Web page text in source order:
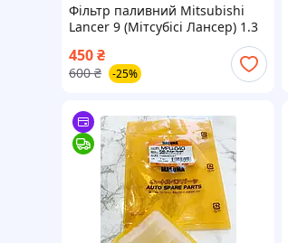
Фільтр паливний Mitsubishi
Lancer 9 (Мітсубісі Лансер) 1.3
Голландія
450₴
600 ₴ -25%